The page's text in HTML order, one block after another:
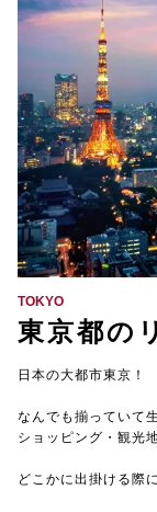
よくあるご質
会員登録
【
TOKYO
東京都の
日本の大都市東京！
なんでも揃っていて
ショッピング・観光
どこかに出掛ける際